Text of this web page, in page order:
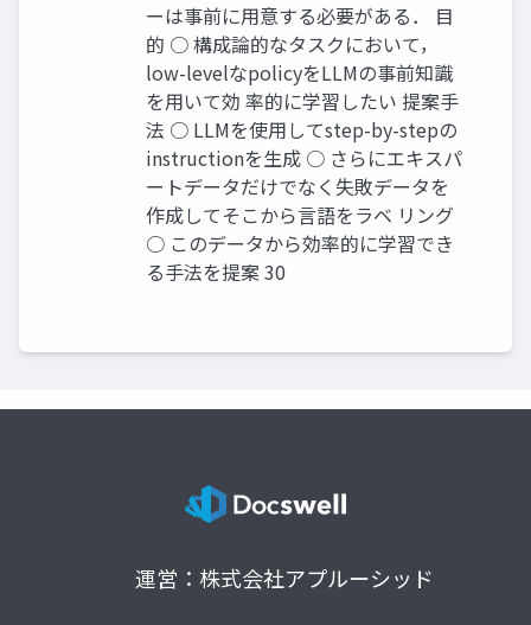
ーは事前に用意する必要がある． 目
的 ○ 構成論的なタスクにおいて，
low-levelなpolicyをLLMの事前知識
を用いて効 率的に学習したい 提案手
法 ○ LLMを使用してstep-by-stepの
instructionを生成 ○ さらにエキスパ
ートデータだけでなく失敗データを
作成してそこから言語をラベ リング
○ このデータから効率的に学習でき
る手法を提案 30
運営：株式会社アプルーシッド